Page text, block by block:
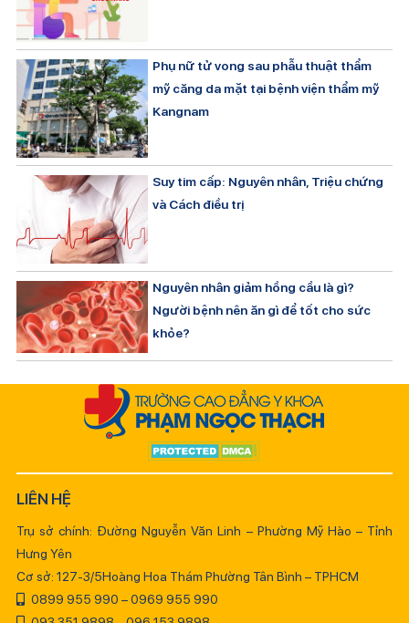
Phụ nữ tử vong sau phẫu thuật thẩm
mỹ căng da mặt tại bệnh viện thẩm mỹ
Kangnam
Suy tim cấp: Nguyên nhân, Triệu chứng
và Cách điều trị
Nguyên nhân giảm hồng cầu là gì?
Người bệnh nên ăn gì để tốt cho sức
khỏe?
LIÊN HỆ
Trụ sở chính: Đường Nguyễn Văn Linh – Phường Mỹ Hào – Tỉnh
Hưng Yên
Cơ sở: 127-3/5Hoàng Hoa Thám Phường Tân Bình – TPHCM
0899 955 990 – 0969 955 990